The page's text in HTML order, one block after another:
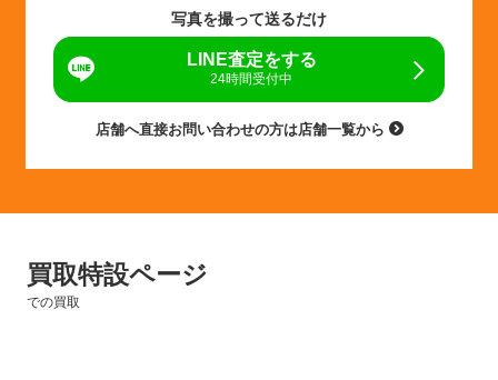
写真を撮って送るだけ
LINE査定をする
24時間受付中
店舗へ直接お問い合わせの方は店舗一覧から
買取特設ページ
での買取